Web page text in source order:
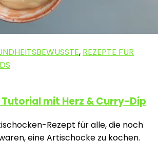
, REZEPTE FÜR
mit Herz & Curry-Dip
Rezept für alle, die noch
eine Artischocke zu kochen.